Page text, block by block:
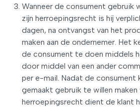
Wanneer de consument gebruik
zijn herroepingsrecht is hij
dagen, na ontvangst van het
maken aan de ondernemer. Het
de consument te doen middels
door middel van een ander
per e-mail. Nadat de consument
gemaakt gebruik te willen maken
herroepingsrecht dient de klant